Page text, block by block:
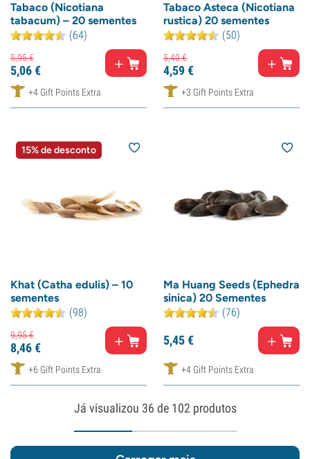
Tabaco (Nicotiana
tabacum) – 20 sementes
(64)
5,95€
5,06€
+4 Gift Points Extra
Tabaco Asteca (Nicotiana
rustica) 20 sementes
(50)
5,40€
4,59€
+3 Gift Points Extra
15% de desconto
Khat (Catha edulis) – 10
sementes
(98)
9,95€
8,46€
+6 Gift Points Extra
Ma Huang Seeds (Ephedra
sinica) 20 Sementes
(76)
5,45€
+4 Gift Points Extra
Já visualizou 36 de 102 produtos